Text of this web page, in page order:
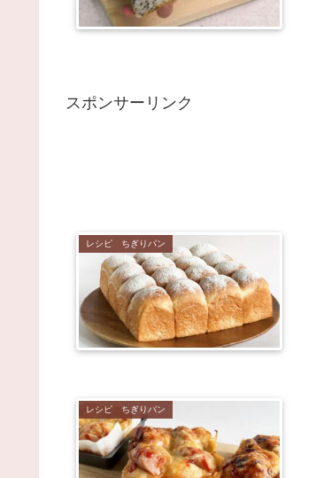
スポンサーリンク
レシピ ちぎりパン
レシピ ちぎりパン